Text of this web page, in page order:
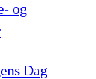
og
Dag